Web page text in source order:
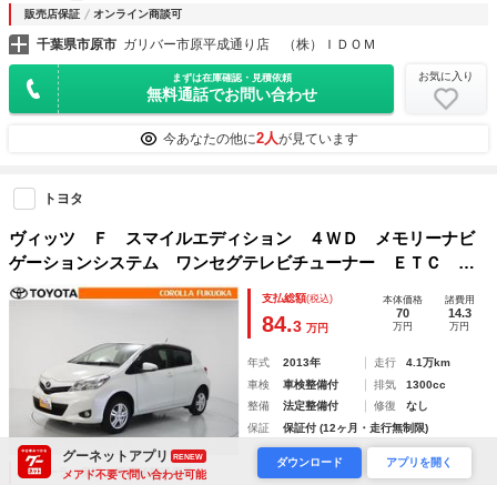
販売店保証 オンライン商談可
千葉県市原市 ガリバー市原平成通り店 （株）ＩＤＯＭ
まずは在庫確認・見積依頼
無料通話でお問い合わせ
お気に入り
今あなたの他に2人が見ています
トヨタ
ヴィッツ Ｆ スマイルエディション ４ＷＤ メモリーナビ
ゲーションシステム ワンセグテレビチューナー ＥＴＣ バ
ックカメラ ＣＤ キーレス スマートキー 盗難防止装置
支払総額(税込)
84.3 万円
本体価格
70
万円
諸費用
14.3
万円
年式 2013年 走行
4.1万km
車検
車検整備付 排気
1300cc
整備
法定整備付 修復
なし
保証
保証付 (12ヶ月・走行無制限)
ディーラー保証 車両状態評価書
グーネットアプリ RENEW
メアド不要で問い合わせ可能
ダウンロード アプリを開く